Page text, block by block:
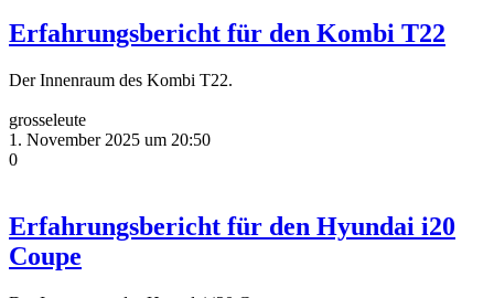
Erfahrungsbericht für den Kombi T22
Der Innenraum des Kombi T22.
grosseleute
1. November 2025 um 20:50
0
Erfahrungsbericht für den Hyundai i20
Coupe